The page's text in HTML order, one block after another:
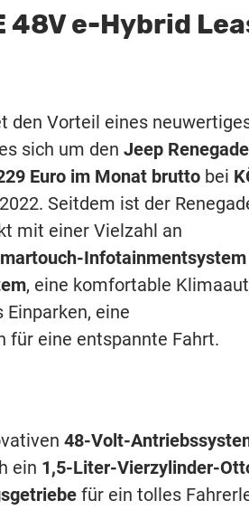
48V e-Hybrid
den Vorteil eines
sich um den Jeep
Euro im Monat brutto bei
Seitdem ist der
mit einer Vielzahl an
Infotainmentsystem
, eine komfortable
eine
für eine entspannte Fahrt.
48-Volt-
ein 1,5-Liter-Vierzylinder-
für ein tolles